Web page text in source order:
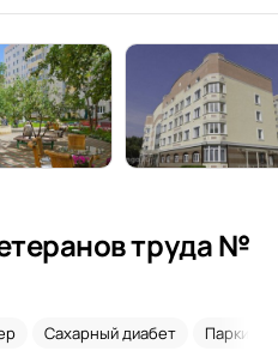
труда №
Сахарный диабет